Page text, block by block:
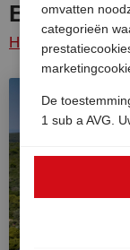
Baldarin
Home / Kroatie /
omvatten
categorieën
De
1 sub a AVG.
In dat geval
gegarandeerd